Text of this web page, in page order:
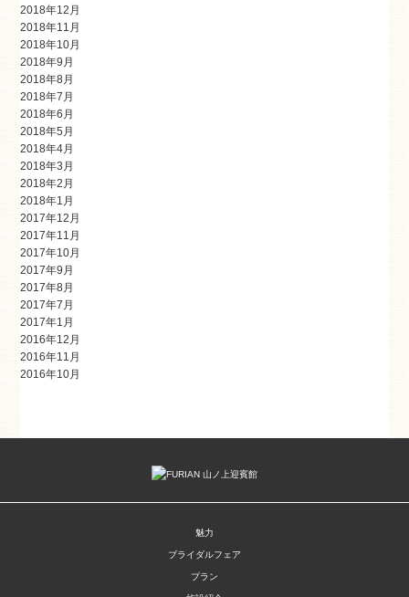
2018年12月
2018年11月
2018年10月
2018年9月
2018年8月
2018年7月
2018年6月
2018年5月
2018年4月
2018年3月
2018年2月
2018年1月
2017年12月
2017年11月
2017年10月
2017年9月
2017年8月
2017年7月
2017年1月
2016年12月
2016年11月
2016年10月
魅力
ブライダルフェア
プラン